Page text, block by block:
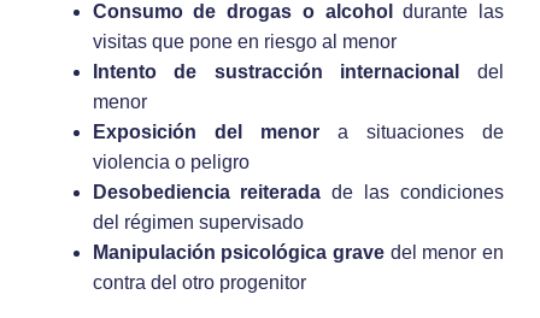
Consumo de drogas o alcohol
durante las
visitas que pone en riesgo al menor
Intento de sustracción internacional
del
menor
Exposición del menora situaciones de
violencia o peligro
Desobediencia reiterada de las condiciones
del régimen supervisado
Manipulación psicológica gravedel menor en
contra del otro progenitor